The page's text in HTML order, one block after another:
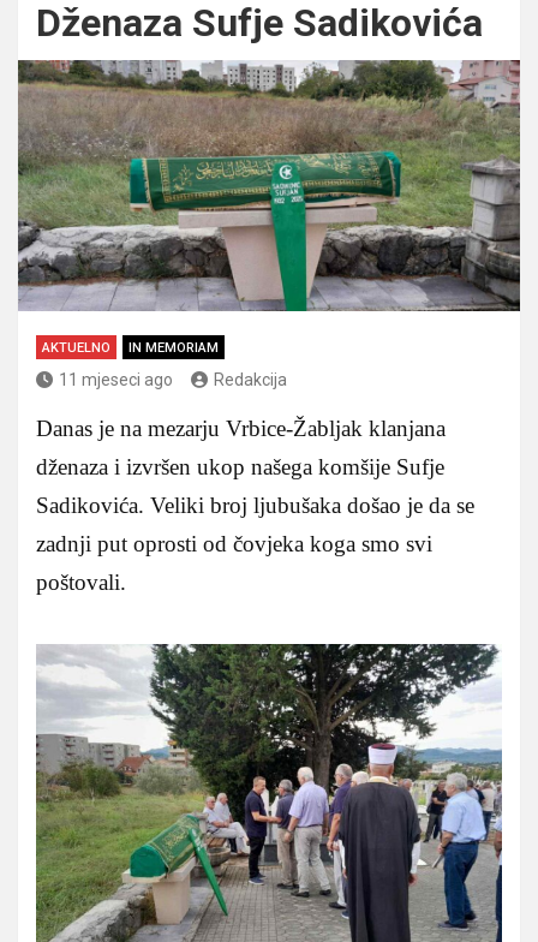
Dženaza Sufje Sadikovića
AKTUELNO IN MEMORIAM
11 mjeseci ago Redakcija
Danas je na mezarju Vrbice-Žabljak klanjana
dženaza i izvršen ukop našega komšije Sufje
Sadikovića. Veliki broj ljubušaka došao je da se
zadnji put oprosti od čovjeka koga smo svi
poštovali.